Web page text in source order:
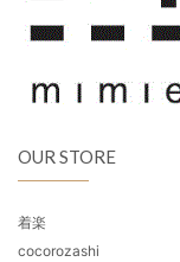
OUR STORE
着楽
cocorozashi